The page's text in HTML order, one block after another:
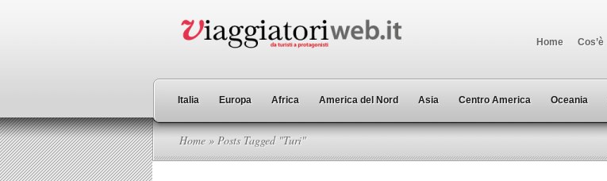
Home Cos’è
Italia Europa Africa America del Nord Asia Centro America Oceania
Home » Posts Tagged "Turi"